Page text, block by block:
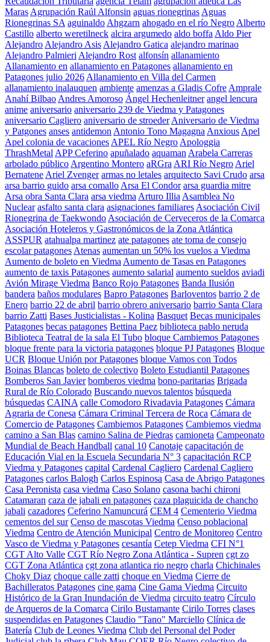
Maras Agrupación Raúl Alfonsin aguas rionegrinas Aguas
Rionegrinas SA aguinaldo Ahgzarn ahogado en el río Negro Alberto
Castillo alberto weretilneck alcira argumedo aldo boffa Aldo Pier
Alejandro Alejandro Asis Alejandro Gatica alejandro marinao
Alejandro Palmieri Alejandro Rost alfonsín allanamiento
Allanamiento en allanamiento en Patagones allanamiento en
Patagones julio 2026 Allanamiento en Villa del Carmen
allanamiento inalauquen ambiente amenzas a Gladis Cofre Amprale
Anahí Bilbao Andres Amoroso Ángel Hechenleitner angel lencura
anime aniversario aniversario 239 de Viedma y Patagones
aniversario Cagliero aniversario de stroeder Aniversario de Viedma
y Patgones anses antidemon Antonio Tono Magagna Anxious Apel
Apel colonia de vacaciones APEL Río Negro Apologgia
ThrashMetal APP Ceferino apuñalado aquaman Arabela Carreras
arbolado público Argentino Montero aRGra ARI Río Negro Ariel
Bernatene Ariel Zvenger armas no letales arquitecto Savi Crudo arsa
arsa barrio guido arsa comallo Arsa El Condor arsa guardia mitre
Arsa obra Santa Clara arsa viedma Arturo Illia Asamblea No
Nuclear asfalto santa clara asignaciones familiares Asociación Civil
Rionegrina de Taekwondo Asociación de Cerveceros de la Comarca
Asociación Hoteleros y Gastronómicos de la Zona Atlántica
ASSPUR atahualpa martinez ate patagones ate toma de consejo
escolar patagones Atenas aumentan un 50% los vuelos a Viedma
Aumento de boleto en Viedma Aumento de Tasas en Patagones
aumento de taxis Patagones aumento salarial aumento sueldos aviadi
Avión Mirage Viedma Banco Rojo Patagones Banda Ilusión
bandera baños modulares Bapro Patagones Barloventos barrio 2 de
Enero barrio 22 de abril barrio obrero aniversario barrio Santa Clara
barrio Zatti Bases Justicialistas - Kolina Basquet Becas municipales
Patagones becas patagones Bettina Paez biblioteca pablo neruda
Biblioteca Teatral de la sala El Tubo bloque Cambiemos Patagones
bloque frente para la victoria patagones bloque PJ Patagones Bloque
UCR Bloque Unión por Patagones bloque Vamos con Todos
Boinas Blancas boleto de colectivo Boleto Estudiantil Patagones
Bomberos San Javier bomberos viedma bono-paritarias Brigada
Rural de Río Colorado Buscando nuevos talentos búsqueda
búsquedas CAINA calle Comodoro Rivadavia Patagones Cámara
Agraria de Conesa Cámara Criminal Tercera de Roca Cámara de
Comercio de Patagones Cambiemos Patagones Cambiemos viedma
camino a San Blas camino Salina de Piedras camioneta Campeonato
Mundial de Beach Handball canal 10 Canotaje capacitación de
Educación Vial en la Escuela Secundaria N° 3 capacitación RCP
Viedma y Patagones capital Cardenal Cagliero Cardenal Cagliero
Patagones carlos Balogh Carlos Espinosa Casa de Abrigo Patagones
Casa Peronista casa viedma Caso Solano casona bachi chironi
Catamaran caza de jabali en patagones caza plaguicida de chancho
jabali cazadores Ceferino Namuncurá CEM 4 Cementerio Viedma
cementos del sur Censo de mascotas Viedma Censo poblacional
Viedma Centro de Atención Municipal Centro de Monitoreo Centro
Vasco de Viedma y Patagones cesantía Cetep Viedma CFI N°1
CGT Alto Valle CGT Río Negro Zona Atlántica - Supren cgt zo
CGT Zona Atlántica cgt zona atlantica rio negro charla Chichinales
Choky Diaz choque calle zatti choque en Viedma Cierre de
Bachilleratos Patagones cine gama Cine Gama Viedma Circuito
Histórico de la Gran Inundación de Viedma circuito teatro Círculo
de Arqueros de la Comarca Cirilo Bustamante Cirilo Torres clases
suspendidas en Patagones Claudio "Tano" Marciello Clínica de
Batería Club de Leones Viedma Club del Personal del Poder